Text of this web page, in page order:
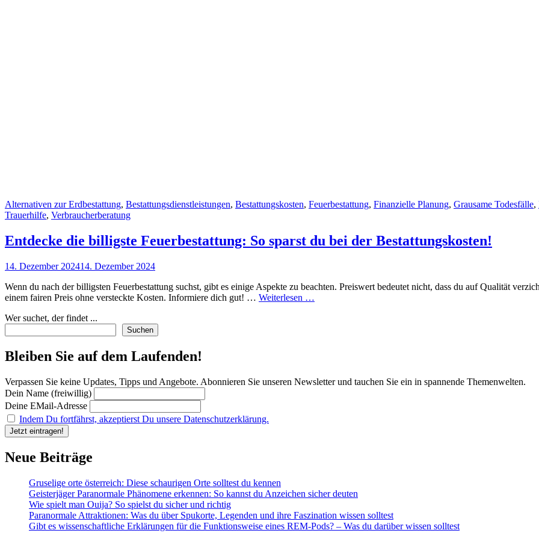
Cat
Links
Alternativen zur Erdbestattung, Bestattungsdienstleistungen, Bestattungskosten, Feuerbestattung, Finanzielle Planung, Grausame Todesfälle,
Trauerhilfe, Verbraucherberatung
Entdecke die billigste Feuerbestattung: So sparst du bei der Bestattungskosten!
Posted
14. Dezember 202414. Dezember 2024
Wenn du nach der billigsten Feuerbestattung suchst, gibt es einige Aspekte zu beachten. Preiswert bedeutet nicht, dass du auf Qualität
einem fairen Preis ohne versteckte Kosten. Informiere dich gut! … Weiterlesen …
der
Wer suchet, der findet ...
Suchen
Bleiben Sie auf dem Laufenden!
Verpassen Sie keine Updates, Tipps und Angebote. Abonnieren Sie unseren Newsletter und tauchen Sie ein in spannende Themenwelten.
Dein Name (freiwillig)
Deine EMail-Adresse
Indem Du fortfährst, akzeptierst Du unsere Datenschutzerklärung.
Neue Beiträge
Gruselige orte österreich: Diese schaurigen Orte solltest du kennen
Geisterjäger Paranormale Phänomene erkennen: So kannst du Anzeichen sicher deuten
Wie spielt man Ouija? So spielst du sicher und richtig
Paranormale Attraktionen: Was du über Spukorte, Legenden und ihre Faszination wissen solltest
Gibt es wissenschaftliche Erklärungen für die Funktionsweise eines REM-Pods? – Was du darüber wissen solltest